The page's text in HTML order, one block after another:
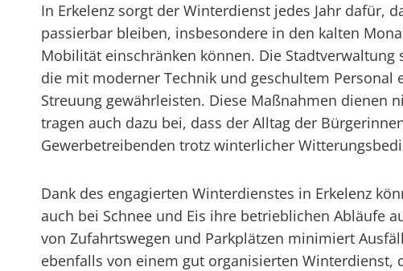
In Erkelenz sorgt der Winterdienst jedes Jahr dafür,
passierbar bleiben, insbesondere in den kalten
Mobilität einschränken können. Die Stadtverwaltung
die mit moderner Technik und geschultem Personal
Streuung gewährleisten. Diese Maßnahmen dienen
tragen auch dazu bei, dass der Alltag der
Gewerbetreibenden trotz winterlicher
Dank des engagierten Winterdienstes in Erkelenz
auch bei Schnee und Eis ihre betrieblichen Abläufe
von Zufahrtswegen und Parkplätzen minimiert
ebenfalls von einem gut organisierten